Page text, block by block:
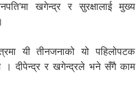
खगेन्द्र र सुरक्षालाई मुख्य
यी तीनजनाको यो पहिलोपटक
। दीपेन्द्र र खगेन्द्रले भने सँगै काम